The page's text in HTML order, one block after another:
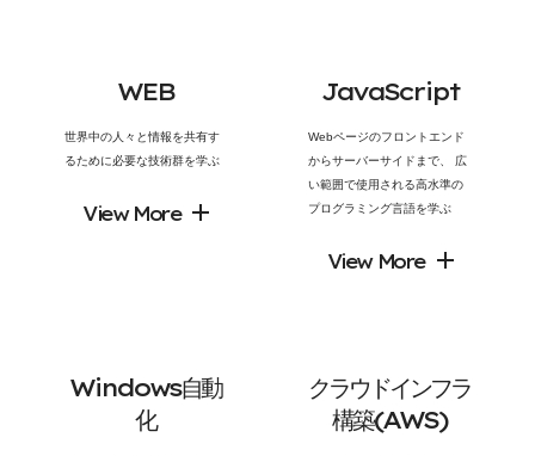
WEB
世界中の人々と情報を共有す
るために必要な技術群を学ぶ
View More
JavaScript
Webページのフロントエンド
からサーバーサイドまで、 広
い範囲で使用される高水準の
プログラミング言語を学ぶ
View More
Windows自動
化
クラウ ドインフラ
構築(AWS)